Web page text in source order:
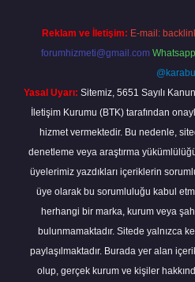
Reklam ve İletişim: E-mail:
forumhizmeti@gmail.com
@karabul
Yasal Uyarı: Sitemiz, 5651 Sayılı
İletişim Kurumu (BTK) tarafından
hizmet vermektedir. Bu nedenle,
denetleme veya araştırma
üyelerimiz yazdıkları içeriklerin
üye olarak bu sorumluluğu kabul
herhangi bir marka, kurum veya
bulunmamaktadır. Sitede yalnızca
paylaşılmaktadır. Burada yer alan
olup, gerçek kurum ve kişiler